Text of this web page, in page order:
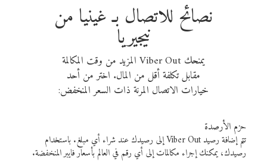
نصائح للاتصال بـ غينيا من
نيجيريا
يمنحك Viber Out المزيد من وقت المكالمة
مقابل تكلفة أقل من المال. اختر من أحد
خيارات الاتصال المرنة ذات السعر المنخفض:
حزم الأرصدة
تتم إضافة رصيد Viber Out إلى رصيدك عند شراء أي مبلغ. باستخدام
رصيدك، يمكنك إجراء مكالمات إلى أي رقم في العالم بأسعار فايبر المنخفضة.